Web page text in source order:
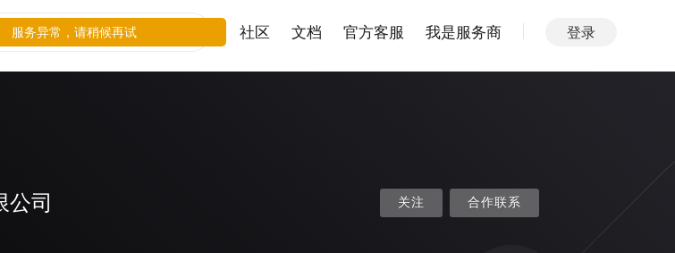
社区 文档 官方客服 我是服务商 登录
公司 关注 合作联系
服务异常，请稍候再试